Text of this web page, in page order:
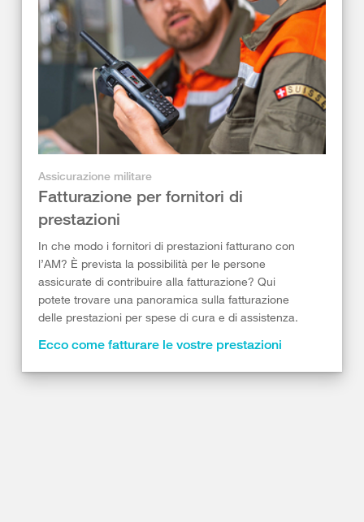
Assicurazione militare
Fatturazione per fornitori di
prestazioni
In che modo i fornitori di prestazioni fatturano con
l’AM? È prevista la possibilità per le persone
assicurate di contribuire alla fatturazione? Qui
potete trovare una panoramica sulla fatturazione
delle prestazioni per spese di cura e di assistenza.
Ecco come fatturare le vostre prestazioni